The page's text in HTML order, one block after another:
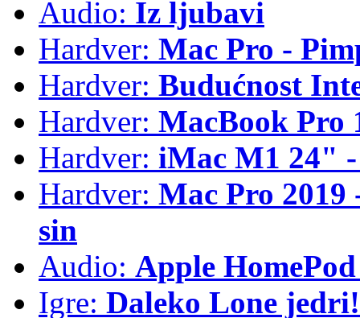
Audio: Iz ljubavi
Hardver: Mac Pro -
Hardver: Budućnost
Hardver: MacBook Pro
Hardver: iMac M1 24"
Hardver: Mac Pro
sin
Audio: Apple
Igre: Daleko Lone jedri!